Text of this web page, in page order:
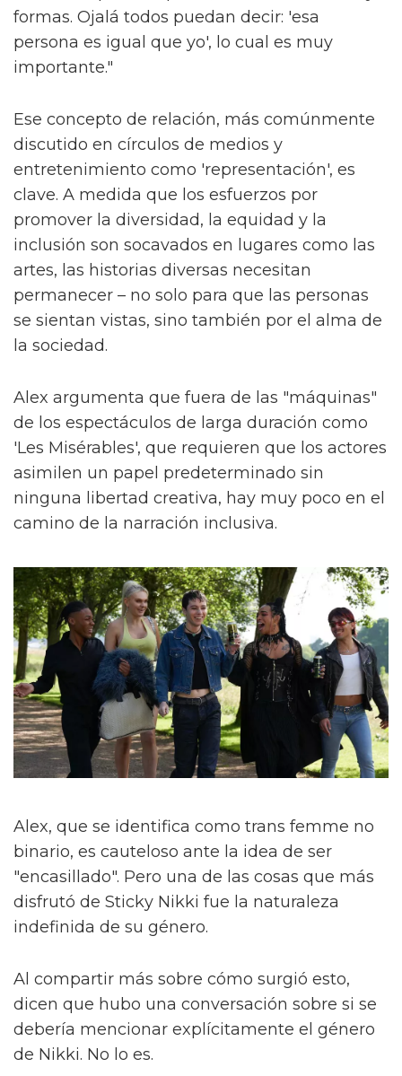
formas. Ojalá todos puedan decir: 'esa
persona es igual que yo', lo cual es muy
importante."
Ese concepto de relación, más comúnmente
discutido en círculos de medios y
entretenimiento como 'representación', es
clave. A medida que los esfuerzos por
promover la diversidad, la equidad y la
inclusión son socavados en lugares como las
artes, las historias diversas necesitan
permanecer – no solo para que las personas
se sientan vistas, sino también por el alma de
la sociedad.
Alex argumenta que fuera de las "máquinas"
de los espectáculos de larga duración como
'Les Misérables', que requieren que los actores
asimilen un papel predeterminado sin
ninguna libertad creativa, hay muy poco en el
camino de la narración inclusiva.
Alex, que se identifica como trans femme no
binario, es cauteloso ante la idea de ser
"encasillado". Pero una de las cosas que más
disfrutó de Sticky Nikki fue la naturaleza
indefinida de su género.
Al compartir más sobre cómo surgió esto,
dicen que hubo una conversación sobre si se
debería mencionar explícitamente el género
de Nikki. No lo es.